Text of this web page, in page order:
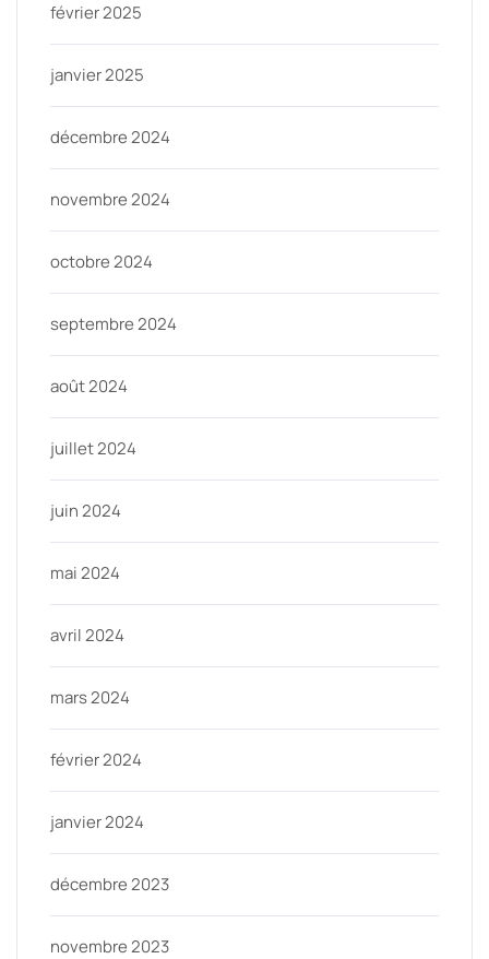
février 2025
janvier 2025
décembre 2024
novembre 2024
octobre 2024
septembre 2024
août 2024
juillet 2024
juin 2024
mai 2024
avril 2024
mars 2024
février 2024
janvier 2024
décembre 2023
novembre 2023